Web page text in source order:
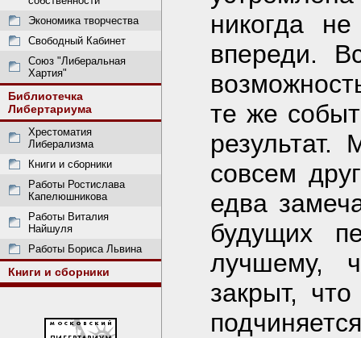
Экономика творчества
Свободный Кабинет
Союз "Либеральная
Хартия"
Библиотечка
Либертариума
Хрестоматия
Либерализма
Книги и сборники
Работы Ростислава
Капелюшникова
Работы Виталия
Найшуля
Работы Бориса Львина
Книги и сборники
никогда
впереди.
те же
совсем
едва
будущих
лучшему,
закрыт,